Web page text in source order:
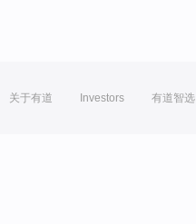
关于有道 Investors 有道智选